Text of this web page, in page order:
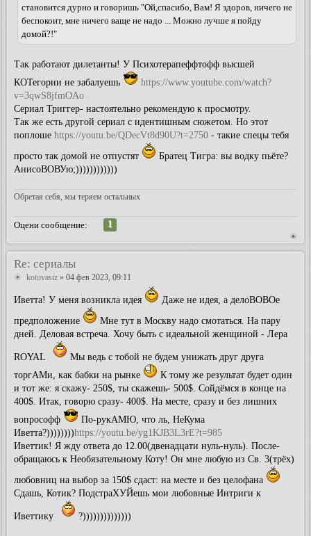
становится дурно и говоришь "Ой,спасибо, Вам! Я здоров, ничего не
беспокоит, мне ничего ваще не надо ... Можно лучше я пойду
домой?!"
Так работают дилетанты! У Психотерапеффтофф высшей
КОТегории не забалуешь
https://www.youtube.com/watch?
v=3qwS8jfmOAo
Сериал Триггер- настоятельно рекомендую к просмотру.
Так же есть другой сериал с идентишным сюжетом. Но этот
поплоше https://youtu.be/QDecVt8d90U?t=2750 - такие спецы тебя
просто так домой не отпустят
Братец Тигра: вы водку пьёте?
АнисоВОВУю;))))))))))))
Обретая себя, мы теряем остальных
Оцени сообщение:
1
Re: сериалы
kotovasiz » 04 фев 2023, 09:11
Иветта! У меня возникла идея
Даже не идея, а делоВОВОе
предположение
Мне тут в Москву надо смотаться. На пару
дней. Деловая встреча. Хочу быть с идеальной женщиной - Лера
ROYAL
Мы ведь с тобой не будем унижать друг друга
торгАМи, как бабки на рынке
К тому же результат будет один
и тот же: я скажу- 250$, ты скажешь- 500$. Сойдёмся в конце на
400$. Итак, говорю сразу- 400$. На месте, сразу и без лишних
вопрософф
По-рукАМЮ, что ль, НеКума
Иветта?))))))))https://youtu.be/yg1KJB3L3rE?t=985
Иветтик! Я жду ответа до 12.00(двенадцати нуль-нуль). После-
обращаюсь к Необязательному Коту! Он мне любую из Св. 3(трёх)
любовниц на выбор за 150$ cдаст: на месте и без целофана
Сдашь, Котик? ПодстраХУЙешь мои любовные Интриги к
Иветтику ?))))))))))))))